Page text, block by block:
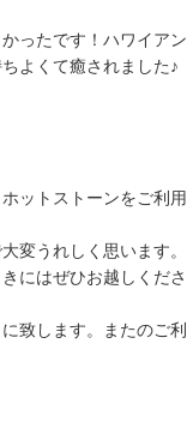
ったです！ハワイアン
よくて癒されました♪
ットストーンをご利用
変うれしく思います。
にはぜひお越しくださ
致します。またのご利